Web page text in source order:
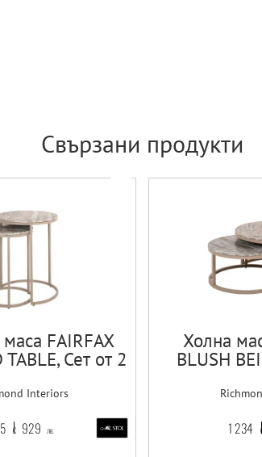
Свързани продукти
FAIRFAX
TABLE, Сет от 2
Interiors
€ 929 лв.
Холна
BLUSH
1 234